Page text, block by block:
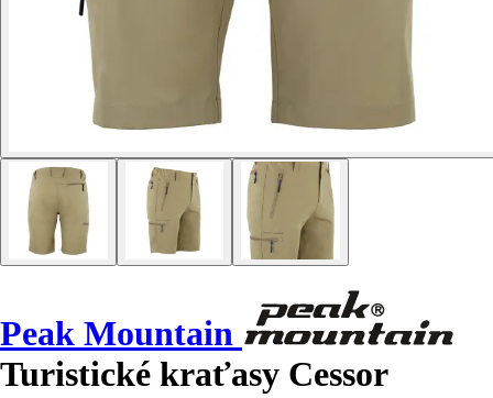
Peak Mountain
Turistické kraťasy Cessor